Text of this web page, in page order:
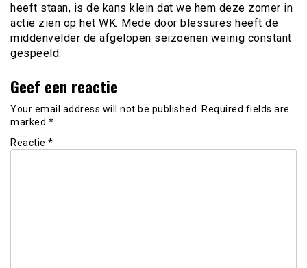
heeft staan, is de kans klein dat we hem deze zomer in
actie zien op het WK. Mede door blessures heeft de
middenvelder de afgelopen seizoenen weinig constant
gespeeld.
Geef een reactie
Your email address will not be published.
Required fields are
marked *
Reactie *